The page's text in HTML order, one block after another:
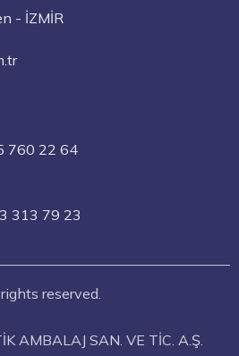
- İZMİR
760 22 64
313 79 23
reserved.
AMBALAJ SAN. VE TİC. A.Ş.